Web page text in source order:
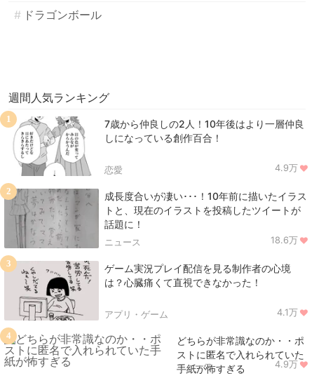
ドラゴンボール
週間人気ランキング
7歳から仲良しの2人！10年後はより一層仲良
しになっている創作百合！
恋愛 4.9万
1
成長度合いが凄い･･･！10年前に描いたイラス
トと、現在のイラストを投稿したツイートが
話題に！
ニュース 18.6万
2
ゲーム実況プレイ配信を見る制作者の心境
は？心臓痛くて直視できなかった！
アプリ・ゲーム 4.1万
3
どちらが非常識なのか・・ポ
ストに匿名で入れられていた
手紙が怖すぎる
ニュース 4.9万
4